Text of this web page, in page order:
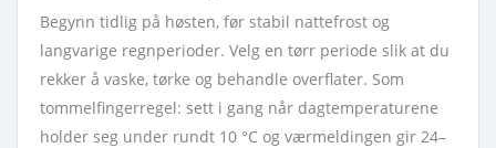
Begynn tidlig på høsten, før stabil nattefrost og
langvarige regnperioder. Velg en tørr periode slik at du
rekker å vaske, tørke og behandle overflater. Som
tommelfingerregel: sett i gang når dagtemperaturene
holder seg under rundt 10 °C og værmeldingen gir 24–